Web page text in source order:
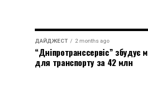
ДАЙДЖЕСТ 2 months ago
“Дніпротранссервіс” збудує
для транспорту за 42 млн